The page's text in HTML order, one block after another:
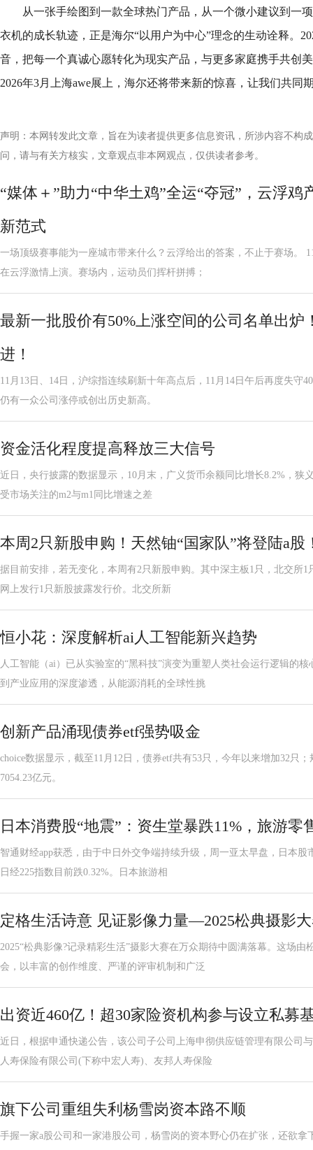
从一张手绘图到一款全球热门产品，从一个微小建议到一
衣机的成长轨迹，正是海尔“以用户为中心”理念的生动诠释。
音，把每一个真诚心愿转化为现实产品，与更多家庭携手共创
2026年3月上海awe展上，海尔还将带来新的惊喜，让我们共同
声明：本网转发此文章，旨在为读者提供更多信息资讯，所涉内容不构
问，请与有关方核实，文章观点非本网观点，仅供读者参考。
“媒体＋”助力“中华土鸡”全运“夺冠”，云浮
新范式
一场顶级赛事能为一座城市带来什么？云浮给出的答案，不止于赛场。
在云浮激情上演。赛场内，运动员们挥杆拼搏；
最新一批股价有50%上涨空间的公司名单出炉
进！
11月13日、14日，沪综指连续刷新十年高点后，11月14日午后再度失守
仍有一众公司涨停或创出历史新高。
资金活化程度提高释放三大信号
近日，央行披露的数据显示，10月末，广义货币余额同比增长8.2%，狭
受市场关注的m2与m1同比增速之差
本周2只新股申购！天然铀“国家队”将登陆a股
据目前安排，若无变化，本周有2只新股申购。其中深主板1只，北交所
网上发行1只新股披露发行价。北交所新
恒小花：深度解析ai人工智能新兴趋势
人工智能（ai）已从实验室的“黑科技”演变为重塑人类社会运行逻辑的
到产业应用的深度渗透，从能源消耗的全球性挑
创新产品涌现债券etf强势吸金
choice数据显示，截至11月12日，债券etf共有53只，今年以来增加32只
7054.23亿元。
日本消费股“地震”：资生堂暴跌11%，旅游零
智通财经app获悉，由于中日外交争端持续升级，周一亚太早盘，日本股
日经225指数目前跌0.32%。日本旅游相
定格生活诗意 见证影像力量—2025松典摄影
2025“松典影像?记录精彩生活”摄影大赛在万众期待中圆满落幕。这场由
会，以丰富的创作维度、严谨的评审机制和广泛
出资近460亿！超30家险资机构参与设立私募
近日，根据申通快递公告，该公司子公司上海申彻供应链管理有限公司
人寿保险有限公司(下称中宏人寿)、友邦人寿保险
旗下公司重组失利杨雪岗资本路不顺
手握一家a股公司和一家港股公司，杨雪岗的资本野心仍在扩张，还欲拿